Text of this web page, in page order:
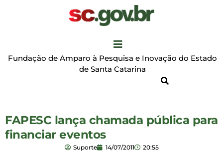
Fundação de Amparo à Pesquisa e Inovação do Estado
de Santa Catarina
FAPESC lança chamada pública para
financiar eventos
Suporte 14/07/2011 20:55